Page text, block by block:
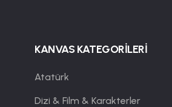
KANVAS KATEGORİLERİ
Atatürk
Dizi & Film & Karakterler